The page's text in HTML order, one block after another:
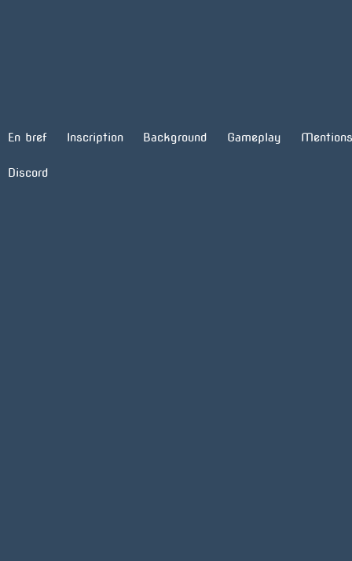
au
contenu
En bref Inscription Background Gameplay
Discord